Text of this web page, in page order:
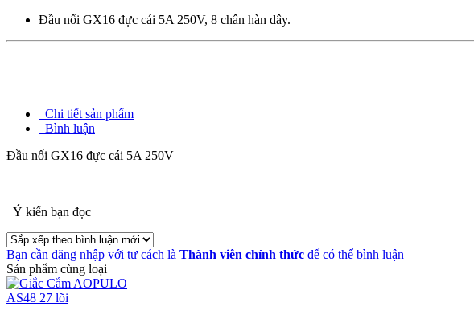
Đầu nối GX16 đực cái 5A 250V, 8 chân hàn dây.
Chi tiết sản phẩm
Bình luận
Đầu nối GX16 đực cái 5A 250V
Ý kiến bạn đọc
Bạn cần đăng nhập với tư cách là Thành viên chính thức để có thể bình luận
Sản phẩm cùng loại